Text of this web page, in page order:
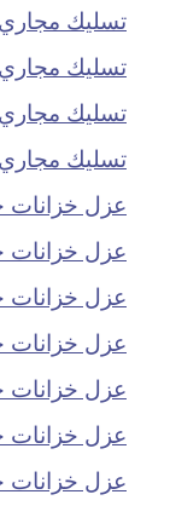
تسليك
تسليك
تسليك مجاري
تسليك
عزل خزانات
عزل خزانات
عزل خزانات
عزل خزانات
عزل خزانات
عزل خزانات
عزل خزانات